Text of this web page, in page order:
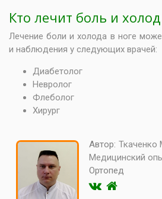
Кто лечит боль и
Лечение боли и холода в ноге
и наблюдения у следующих врачей:
Диабетолог
Невролог
Флеболог
Хирург
Автор: Ткаченко
Медицинский
Ортопед